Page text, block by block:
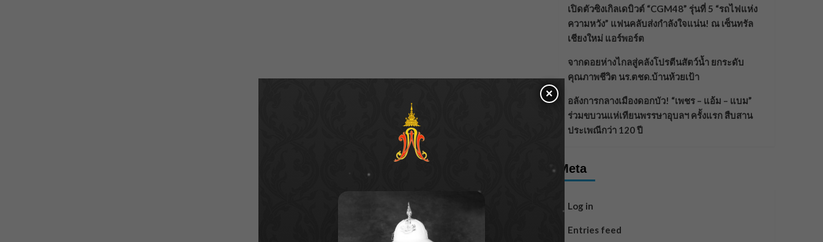
เปิดตัวซิงเกิลเดบิวต์ “CGM48” รุ่นที่ 5 “รถไฟแห่ง
ความหวัง” แฟนคลับส่งกำลังใจแน่น! ณ เซ็นทรัล
เชียงใหม่ แอร์พอร์ต
จากดอยห่างไกลสู่คลังโปรตีนสัตว์น้ำ ยกระดับ
คุณภาพชีวิต นร.ตชด.บ้านห้วยเป้า
อลังการกลางเมืองดอกบัว! “เพชร – แอ้ม – แบม”
ร่วมขบวนแห่เทียนพรรษาอุบลฯ ครั้งแรก สืบสาน
ประเพณีกว่า 120 ปี
Meta
Log in
Entries feed
×